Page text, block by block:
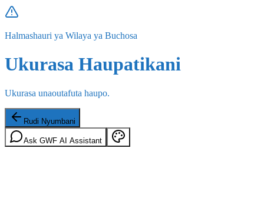
Halmashauri ya Wilaya ya Buchosa
Ukurasa Haupatikani
Ukurasa unaoutafuta haupo.
Rudi Nyumbani
Ask GWF AI Assistant